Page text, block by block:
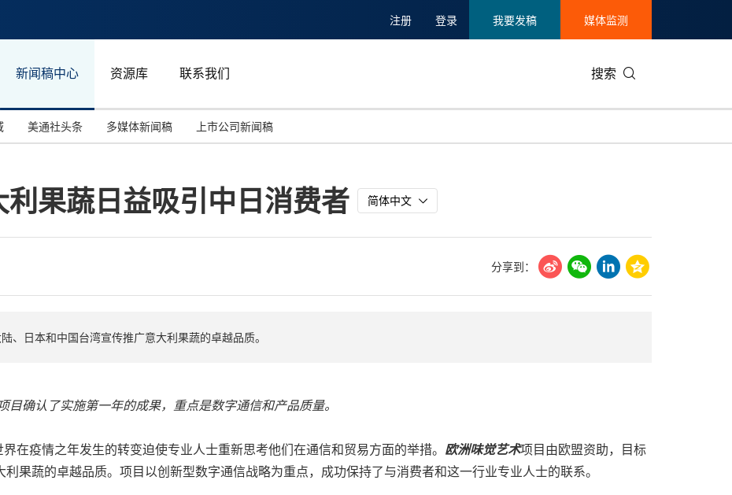
注册 登录 我要发稿 媒体监测
新闻稿中心 资源库 联系我们 搜索
投资并购
美国临床肿瘤学会(ASCO)
能源化工与环保
马来西亚
美通社头条 多媒体新闻稿 上市公司新闻稿
果蔬日益吸引中日消费者 简体中文
分享到：
、日本和中国台湾宣传推广意大利果蔬的卓越品质。
目确认了实施第一年的成果，重点是数字通信和产品质量。
在疫情之年发生的转变迫使专业人士重新思考他们在通信和贸易方面的举措。 欧洲味觉艺术项目由欧盟资助，目标
果蔬的卓越品质。项目以创新型数字通信战略为重点，成功保持了与消费者和这一行业专业人士的联系。